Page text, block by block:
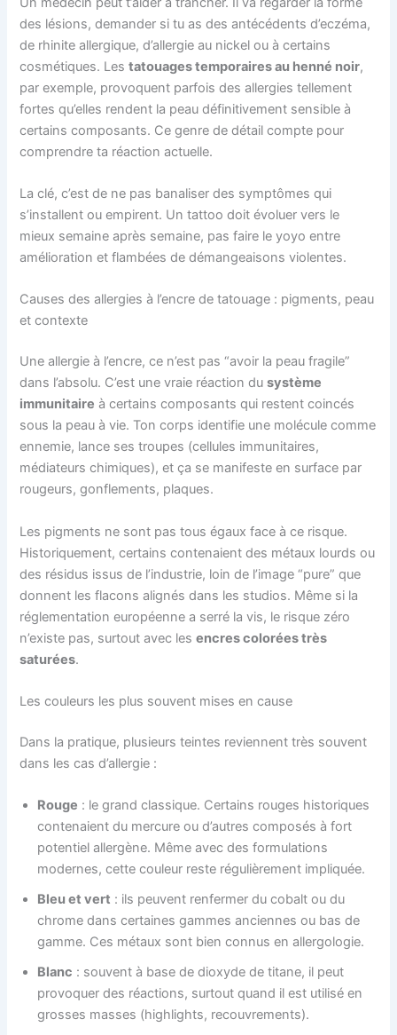
des lésions, demander si tu as des antécédents d’eczéma,
de rhinite allergique, d’allergie au nickel ou à certains
cosmétiques. Lestatouages temporaires au henné noir,
par exemple, provoquent parfois des allergies tellement
fortes qu’elles rendent la peau définitivement sensible à
certains composants. Ce genre de détail compte pour
comprendre ta réaction actuelle.
La clé, c’est de ne pas banaliser des symptômes qui
s’installent ou empirent. Un tattoo doit évoluer vers le
mieux semaine après semaine, pas faire le yoyo entre
amélioration et flambées de démangeaisons violentes.
Causes des allergies à l’encre de tatouage : pigments, peau
et contexte
Une allergie à l’encre, ce n’est pas “avoir la peau fragile”
dans l’absolu. C’est une vraie réaction dusystème
immunitaire à certains composants qui restent coincés
sous la peau à vie. Ton corps identifie une molécule comme
ennemie, lance ses troupes (cellules immunitaires,
médiateurs chimiques), et ça se manifeste en surface par
rougeurs, gonflements, plaques.
Les pigments ne sont pas tous égaux face à ce risque.
Historiquement, certains contenaient des métaux lourds ou
des résidus issus de l’industrie, loin de l’image “pure” que
donnent les flacons alignés dans les studios. Même si la
réglementation européenne a serré la vis, le risque zéro
n’existe pas, surtout avec lesencres colorées très
saturées.
Les couleurs les plus souvent mises en cause
Dans la pratique, plusieurs teintes reviennent très souvent
dans les cas d’allergie :
Rouge : le grand classique. Certains rouges historiques
contenaient du mercure ou d’autres composés à fort
potentiel allergène. Même avec des formulations
modernes, cette couleur reste régulièrement impliquée.
Bleu et vert : ils peuvent renfermer du cobalt ou du
chrome dans certaines gammes anciennes ou bas de
gamme. Ces métaux sont bien connus en allergologie.
Blanc : souvent à base de dioxyde de titane, il peut
provoquer des réactions, surtout quand il est utilisé en
grosses masses (highlights, recouvrements).